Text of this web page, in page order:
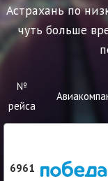
Астрахань по
чуть больше
№
рейса
6961